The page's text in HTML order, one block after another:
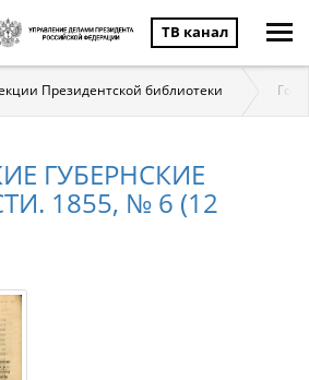
ТВ канал
Президентской библиотеки
ГУБЕРНСКИЕ
1855, № 6 (12